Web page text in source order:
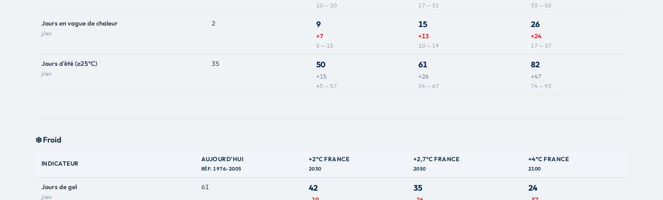
10 — 20 17 — 31 33 — 50
Jours en vague de chaleur
j/an
2 9
+7
5 — 15
15
+13
10 — 19
26
+24
17 — 37
Jours d'été (≥25°C)
j/an
35 50
+15
45 — 57
61
+26
54 — 67
82
+47
74 — 93
❄️ Froid
INDICATEUR
AUJOURD'HUI
RÉF. 1976-2005
+2°C FRANCE
2030
+2,7°C FRANCE
2050
+4°C FRANCE
2100
Jours de gel
j/an
61 42 35 24